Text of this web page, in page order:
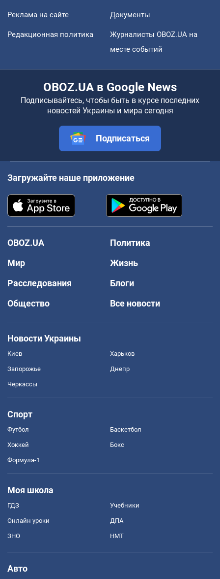
Реклама на сайте Документы
Редакционная политика
Журналисты OBOZ.UA на
месте событий
OBOZ.UA в Google News
Подписывайтесь, чтобы быть в курсе последних
новостей Украины и мира сегодня
Подписаться
Загружайте наше приложение
OBOZ.UA
Политика
Мир
Жизнь
Расследования
Блоги
Общество
Все новости
Новости Украины
Киев Харьков
Запорожье Днепр
Черкассы
Спорт
Футбол Баскетбол
Хоккей Бокс
Формула-1
Моя школа
ГДЗ Учебники
Онлайн уроки ДПА
ЗНО НМТ
Авто